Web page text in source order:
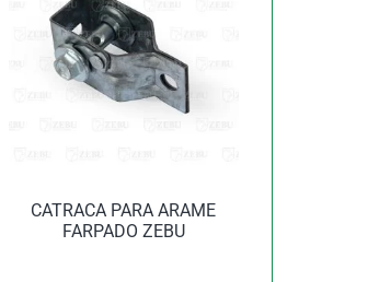
CATRACA PARA ARAME
FARPADO ZEBU